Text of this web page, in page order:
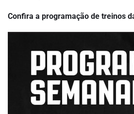
Confira a programação de treinos